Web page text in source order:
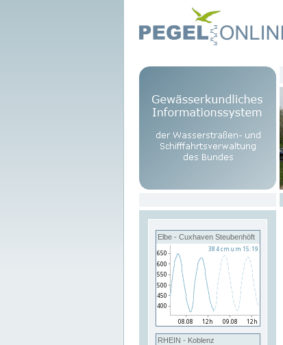
Elbe - Cuxhaven Steubenhöft
RHEIN - Koblenz